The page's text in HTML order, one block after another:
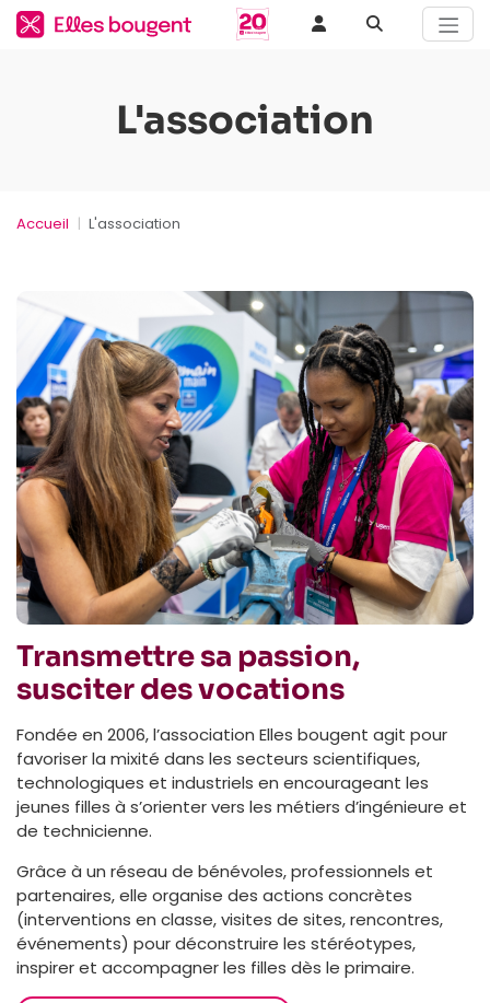
L'association
Accueil L'association
Transmettre sa passion,
susciter des vocations
Fondée en 2006, l’association Elles bougent agit pour
favoriser la mixité dans les secteurs scientifiques,
technologiques et industriels en encourageant les
jeunes filles à s’orienter vers les métiers d’ingénieure et
de technicienne.
Grâce à un réseau de bénévoles, professionnels et
partenaires, elle organise des actions concrètes
(interventions en classe, visites de sites, rencontres,
événements) pour déconstruire les stéréotypes,
inspirer et accompagner les filles dès le primaire.